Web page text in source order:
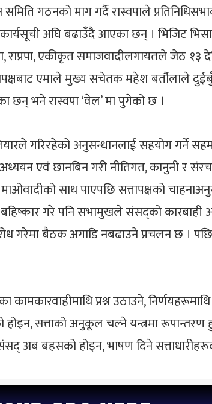
गठनको माग गर्दै रास्वपाले
अघि बढाउँदै आएका छन् । भिजिट
राप्रपा, एकीकृत समाजवादीलगायतले जेठ
एमाले मुख्य सचेतक महेश बर्तौलाले
छन् भने रास्वपा ‘वेल’ मा पुगेको छ ।
गरिरहेको अनुसन्धानलाई सहयोग गर्ने
एवं छानबिन गरी नीतिगत, कानुनी र
साथ पाएपछि सत्तापक्षको
बहिष्कार गरे पनि सभामुखले संसद्को कारबाही
गरेमा बैठक अगाडि नबढाउने प्रचलन छ ।
प्रश्न उठाउने,
सत्ताको अनुकूल चल्ने यन्त्रमा
अब बहसको होइन, भाषण दिने